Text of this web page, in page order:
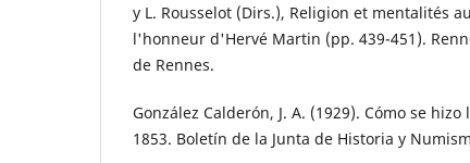
y L. Rousselot (Dirs.), Religion et mentalités
l'honneur d'Hervé Martin (pp. 439-451).
de Rennes.
González Calderón, J. A. (1929). Cómo se
1853. Boletín de la Junta de Historia y